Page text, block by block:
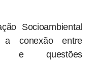
Socioambiental
conexão entre
e questões